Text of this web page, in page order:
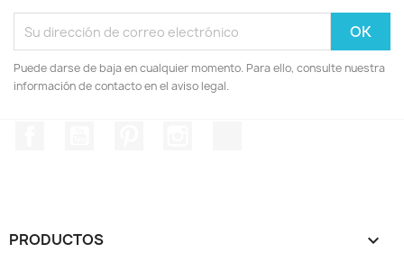
Puede darse de baja en cualquier momento. Para ello, consulte nuestra
información de contacto en el aviso legal.
PRODUCTOS 